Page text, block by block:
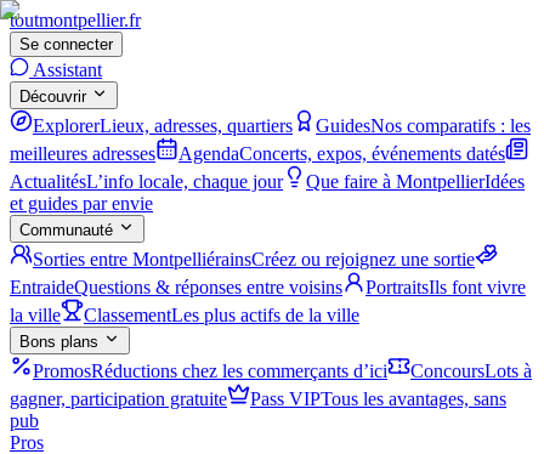
toutmontpellier.fr
Se connecter
Assistant
Découvrir
ExplorerLieux, adresses, quartiers GuidesNos comparatifs : les
meilleures adresses
AgendaConcerts, expos, événements datés
ActualitésL’info locale, chaque jour Que faire à MontpellierIdées
et guides par envie
Communauté
Sorties entre MontpelliérainsCréez ou rejoignez une sortie
EntraideQuestions & réponses entre voisins PortraitsIls font vivre
la ville
ClassementLes plus actifs de la ville
Bons plans
PromosRéductions chez les commerçants d’ici ConcoursLots à
gagner, participation gratuite
Pass VIPTous les avantages, sans
pub
Pros